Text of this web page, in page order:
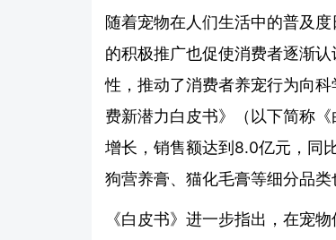
随着宠物在人们生活中的普及
的积极推广也促使消费者逐渐
性，推动了消费者养宠行为向
费新潜力白皮书》（以下简称
增长，销售额达到8.0亿元，同
狗营养膏、猫化毛膏等细分品类
《白皮书》进一步指出，在宠